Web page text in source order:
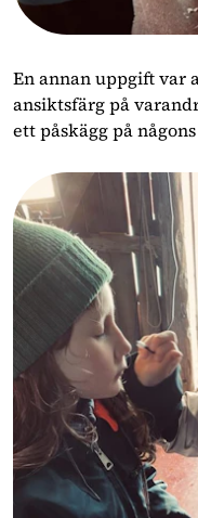
En annan uppgift var
ansiktsfärg på
ett påskägg på